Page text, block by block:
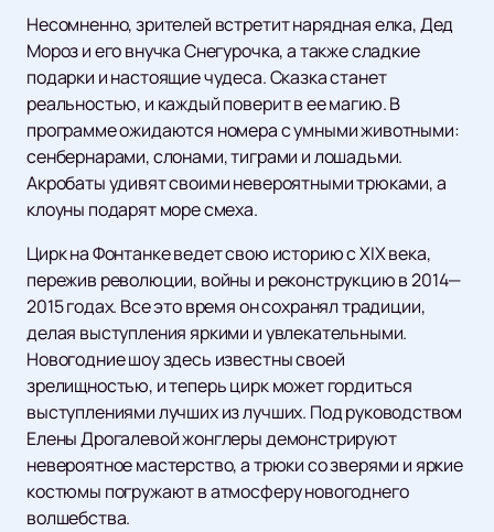
Несомненно, зрителей встретит нарядная елка, Дед
Мороз и его внучка Снегурочка, а также сладкие
подарки и настоящие чудеса. Сказка станет
реальностью, и каждый поверит в ее магию. В
программе ожидаются номера с умными животными:
сенбернарами, слонами, тиграми и лошадьми.
Акробаты удивят своими невероятными трюками, а
клоуны подарят море смеха.
Цирк на Фонтанке ведет свою историю с XIX века,
пережив революции, войны и реконструкцию в 2014—
2015 годах. Все это время он сохранял традиции,
делая выступления яркими и увлекательными.
Новогодние шоу здесь известны своей
зрелищностью, и теперь цирк может гордиться
выступлениями лучших из лучших. Под руководством
Елены Дрогалевой жонглеры демонстрируют
невероятное мастерство, а трюки со зверями и яркие
костюмы погружают в атмосферу новогоднего
волшебства.